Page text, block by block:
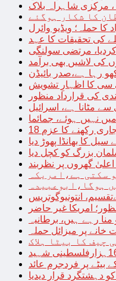
مرکزی شاہراہ بلاک
کا شکار ہوگئے
کا حملہ؛ ویڈیو وائرل
کی تحقیقات کا عہد
کردیا، مرتضی سولنگی
رہا ہے،صدر بائیڈن
سی کا اظہارِ تشویش
کی قرارداد منظور
مٹانا ہے، اسرائیل
رکھنے کا عزم
کا بھانڈا پھوڑ دیا
بزرگ کو کچل دیا
گھروں پر نظربند
سکتی ہے،امریکہ
ہوگا،ابوعبیدہ
انتونیوگوتریس
رہے ہیں، برطانیہ
پر میزائل حملہ
چیف کا بیٹا ہلاک
بیٹے پر فردجرم عائد
دہشتگرد قرار دیدیا